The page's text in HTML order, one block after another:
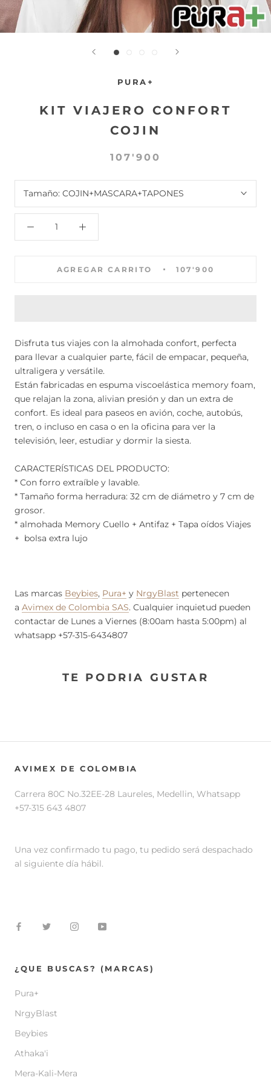
PURA+
KIT VIAJERO CONFORT
COJIN
107'900
Tamaño: COJIN+MASCARA+TAPONES
AGREGAR CARRITO 107'900
Disfruta tus viajes con la almohada confort, perfecta
para llevar a cualquier parte, fácil de empacar, pequeña,
ultraligera y versátile.
Están fabricadas en espuma viscoelástica memory foam,
que relajan la zona, alivian presión y dan un extra de
confort. Es ideal para paseos en avión, coche, autobús,
tren, o incluso en casa o en la oficina para ver la
televisión, leer, estudiar y dormir la siesta.
CARACTERÍSTICAS DEL PRODUCTO:
* Con forro extraíble y lavable.
* Tamaño forma herradura: 32 cm de diámetro y 7 cm de
grosor.
* almohada Memory Cuello + Antifaz + Tapa oídos Viajes
+ bolsa extra lujo
Las marcas Beybies, Pura+ y NrgyBlast pertenecen
a Avimex de Colombia SAS. Cualquier inquietud pueden
contactar de Lunes a Viernes (8:00am hasta 5:00pm) al
whatsapp +57-315-6434807
TE PODRIA GUSTAR
AVIMEX DE COLOMBIA
Carrera 80C No.32EE-28 Laureles, Medellin, Whatsapp
+57-315 643 4807
Una vez confirmado tu pago, tu pedido será despachado
al siguiente día hábil.
¿QUE BUSCAS? (MARCAS)
Pura+
NrgyBlast
Beybies
Athaka'i
Mera-Kali-Mera